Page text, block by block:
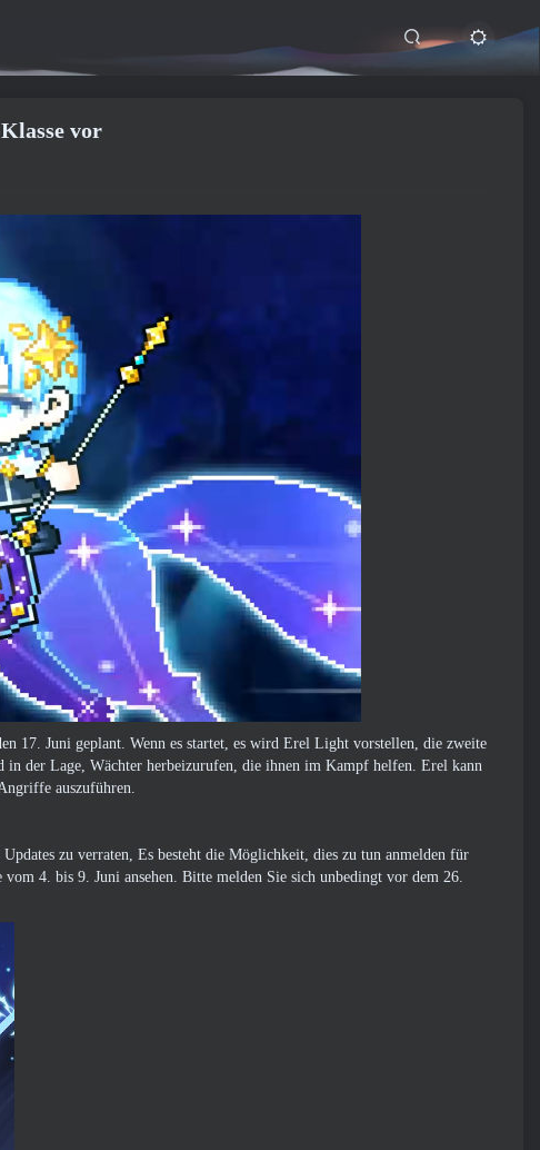
vor
17. Juni geplant. Wenn es startet, es wird Erel Light vorstellen, die zweite
in der Lage, Wächter herbeizurufen, die ihnen im Kampf helfen. Erel kann
auszuführen.
zu verraten, Es besteht die Möglichkeit, dies zu tun anmelden für
4. bis 9. Juni ansehen. Bitte melden Sie sich unbedingt vor dem 26.